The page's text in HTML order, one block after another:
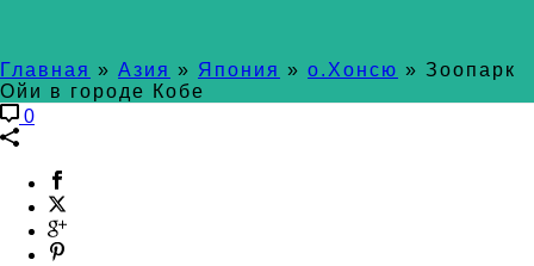
Главная » Азия » Япония » о.Хонсю » Зоопарк
Ойи в городе Кобе
0